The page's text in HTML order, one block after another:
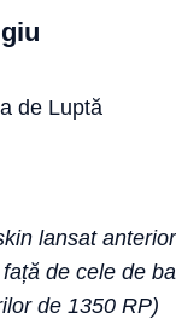
de Luptă
lansat
de cele de
de 1350 RP)